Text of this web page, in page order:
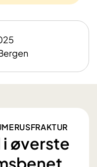
øverste